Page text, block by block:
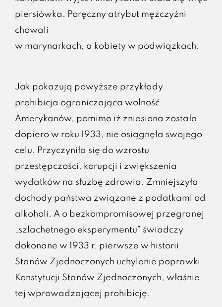
piersiówka. Poręczny atrybut mężczyźni
chowali
w marynarkach, a kobiety w podwiązkach.
Jak pokazują powyższe przykłady
prohibicja ograniczająca wolność
Amerykanów, pomimo iż zniesiona została
dopiero w roku 1933, nie osiągnęła swojego
celu. Przyczyniła się do wzrostu
przestępczości, korupcji i zwiększenia
wydatków na służbę zdrowia. Zmniejszyła
dochody państwa związane z podatkami od
alkoholi. A o bezkompromisowej przegranej
„szlachetnego eksperymentu” świadczy
dokonane w 1933 r. pierwsze w historii
Stanów Zjednoczonych uchylenie poprawki
Konstytucji Stanów Zjednoczonych, właśnie
tej wprowadzającej prohibicję.